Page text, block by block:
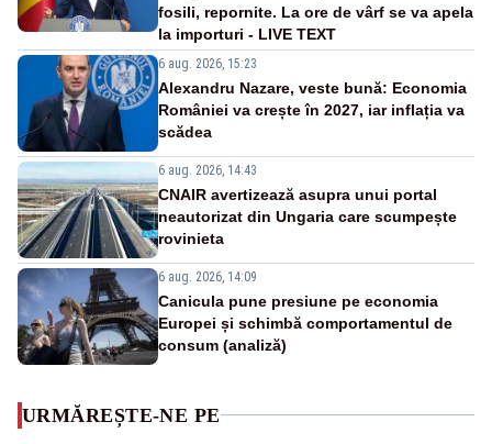
fosili, repornite. La ore de vârf se va apela
la importuri - LIVE TEXT
6 aug. 2026, 15:23
Alexandru Nazare, veste bună: Economia
României va crește în 2027, iar inflația va
scădea
6 aug. 2026, 14:43
CNAIR avertizează asupra unui portal
neautorizat din Ungaria care scumpește
rovinieta
6 aug. 2026, 14:09
Canicula pune presiune pe economia
Europei și schimbă comportamentul de
consum (analiză)
URMĂREȘTE-NE PE